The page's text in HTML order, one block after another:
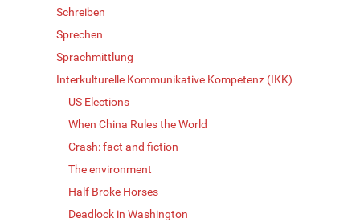
Schreiben
Sprechen
Sprachmittlung
Interkulturelle Kommunikative Kompetenz (IKK)
US Elections
When China Rules the World
Crash: fact and fiction
The environment
Half Broke Horses
Deadlock in Washington